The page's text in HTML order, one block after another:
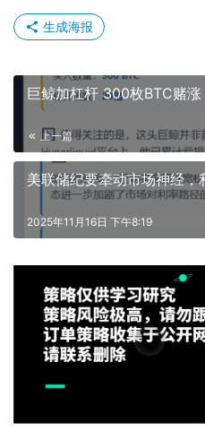
生成海报
巨鲸加杠杆 300枚BTC赌
上一篇
美联储纪要牵动市场神经，
2025年11月16日 下午8:19